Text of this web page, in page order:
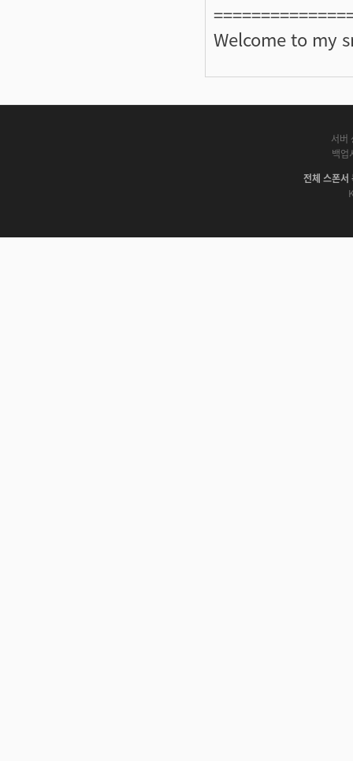
Welcome to my
서버
백업
전체 스폰서